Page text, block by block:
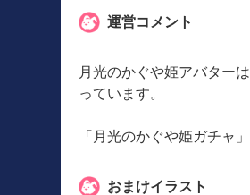
運営コメント
月光のかぐや姫アバター
っています。
「月光のかぐや姫ガチャ
おまけイラスト